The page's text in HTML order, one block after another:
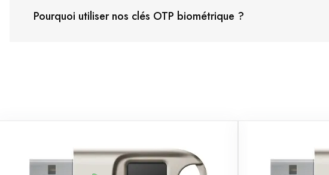
Pourquoi utiliser nos clés OTP biométrique ?